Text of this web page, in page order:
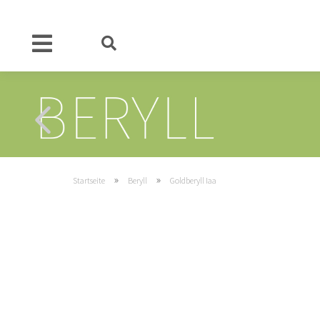
Startseite » Beryll » Goldberyll Iaa